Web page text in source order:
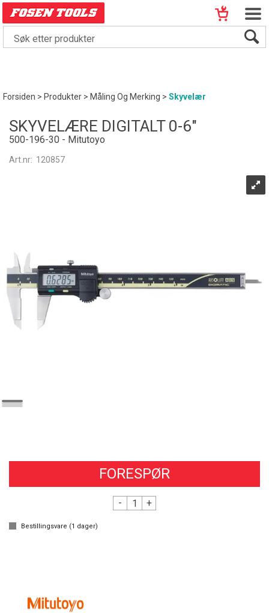
Forsiden>Produkter>Måling Og Merking>Skyvelær
SKYVELÆRE DIGITALT 0-6"
500-196-30 - Mitutoyo
Art.nr: 120857
FORESPØR
- +
Bestillingsvare (1 dager)